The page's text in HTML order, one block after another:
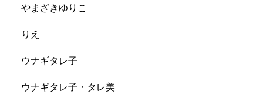
やまざきゆりこ
りえ
ウナギタレ子
ウナギタレ子・タレ美